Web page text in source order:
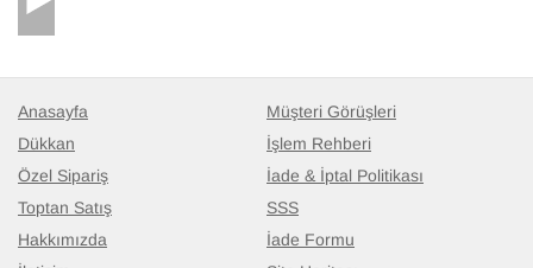
Anasayfa
Dükkan
Özel Sipariş
Toptan Satış
Hakkımızda
Müşteri Görüşleri
İşlem Rehberi
İade & İptal Politikası
SSS
İade Formu